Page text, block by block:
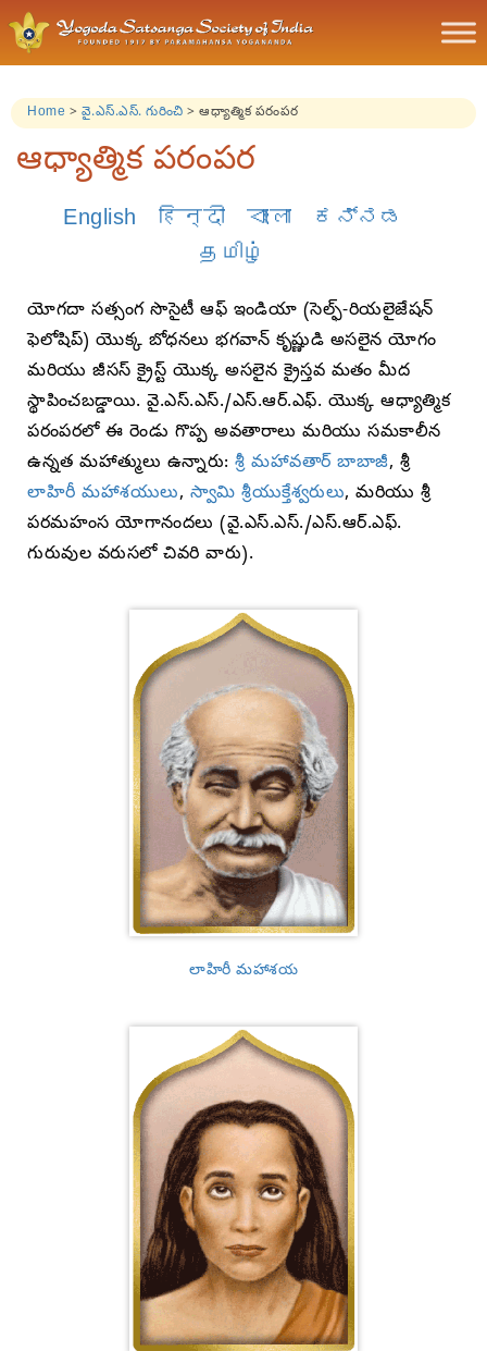
Home > వై.ఎస్.ఎస్. గురించి > ఆధ్యాత్మిక పరంపర
ఆధ్యాత్మిక పరంపర
English हिन्दी বাংলা
ಕನ್ನಡ
தமிழ்
యోగదా సత్సంగ సొసైటీ ఆఫ్ ఇండియా (సెల్ఫ్-రియలైజేషన్
ఫెలోషిప్) యొక్క బోధనలు భగవాన్ కృష్ణుడి అసలైన యోగం
మరియు జీసస్ క్రైస్ట్ యొక్క అసలైన క్రైస్తవ మతం మీద
స్థాపించబడ్డాయి. వై.ఎస్.ఎస్./ఎస్.ఆర్.ఎఫ్. యొక్క ఆధ్యాత్మిక
పరంపరలో ఈ రెండు గొప్ప అవతారాలు మరియు సమకాలీన
ఉన్నత మహాత్ములు ఉన్నారు: శ్రీ మహావతార్ బాబాజీ, శ్రీ
లాహిరీ మహాశయులు, స్వామి శ్రీయుక్తేశ్వరులు, మరియు శ్రీ
పరమహంస యోగానందలు (వై.ఎస్.ఎస్./ఎస్.ఆర్.ఎఫ్.
గురువుల వరుసలో చివరి వారు).
లాహిరీ మహాశయ